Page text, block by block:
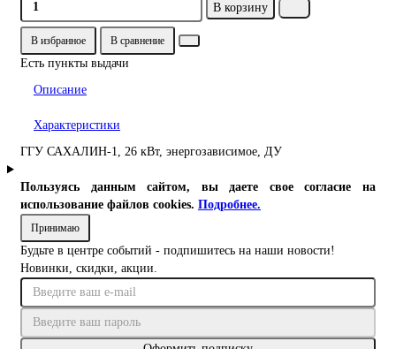
В корзину
В избранное В сравнение
Есть пункты выдачи
Описание
Характеристики
ГГУ САХАЛИН-1, 26 кВт, энергозависимое, ДУ
Пользуясь данным сайтом, вы даете свое согласие на
использование файлов cookies. Подробнее.
Принимаю
Будьте в центре событий - подпишитесь на наши новости!
Новинки, скидки, акции.